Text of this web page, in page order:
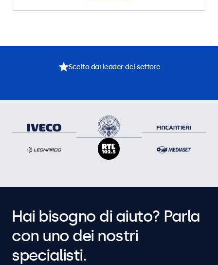
Scelto dai leader del settore
Hai bisogno di aiuto? Parla
con uno dei nostri
specialisti.